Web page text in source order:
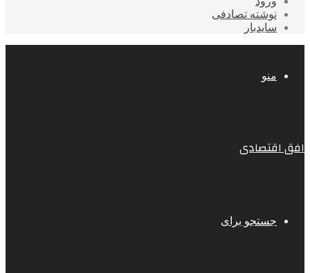
نوشته تصادفی
سایدبار
منو
افق اقتصادی
جستجو برای